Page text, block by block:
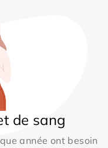
de sang
année ont besoin